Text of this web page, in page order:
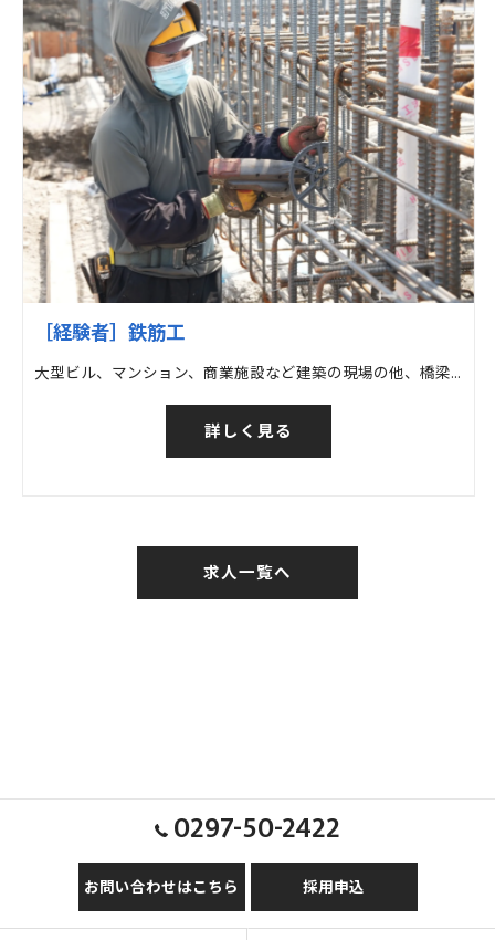
［経験者］鉄筋工
大型ビル、マンション、商業施設など建築の現場の他、橋梁など土木の現場での鉄筋工事
詳しく見る
求人一覧へ
0297-50-2422
お問い合わせはこちら 採用申込